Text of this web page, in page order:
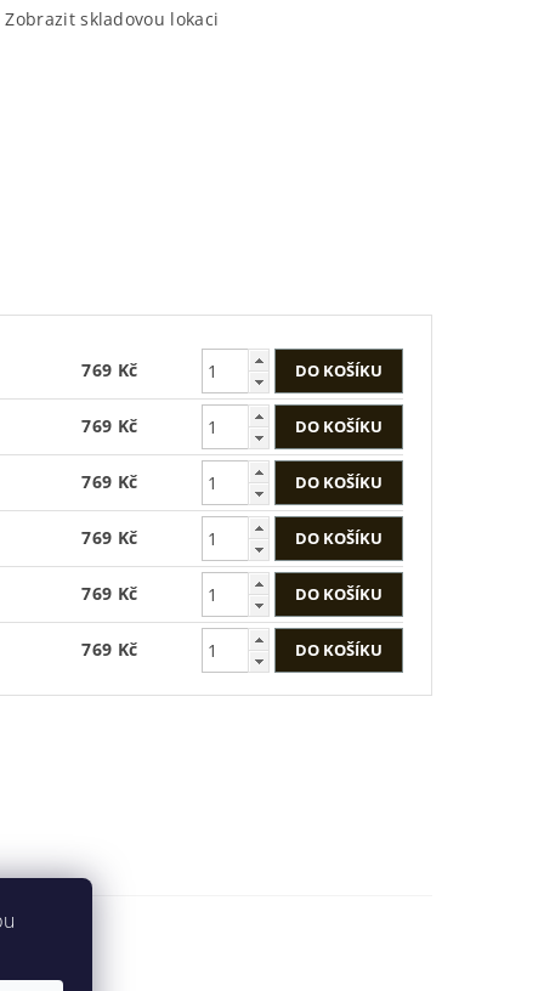
Zobrazit skladovou lokaci
769 Kč
769 Kč
769 Kč
769 Kč
769 Kč
769 Kč